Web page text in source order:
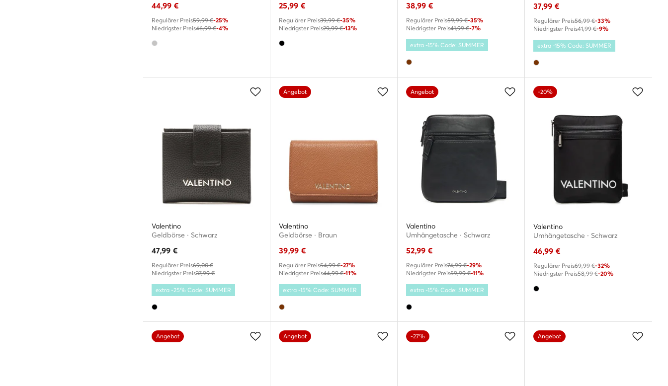
44,99 €
Regulärer Preis59,99 €-25%
Niedrigster Preis46,99 €-4%
25,99 €
Regulärer Preis39,99 €-35%
Niedrigster Preis29,99 €-13%
38,99 €
Regulärer Preis59,99 €-35%
Niedrigster Preis41,99 €-7%
extra -15% Code: SUMMER
37,99 €
Regulärer Preis56,99 €-33%
Niedrigster Preis41,99 €-9%
extra -15% Code: SUMMER
Valentino
Geldbörse · Schwarz
47,99 €
Regulärer Preis69,00 €
Niedrigster Preis37,99 €
extra -25% Code: SUMMER
Angebot
Valentino
Geldbörse · Braun
39,99 €
Regulärer Preis54,99 €-27%
Niedrigster Preis44,99 €-11%
extra -15% Code: SUMMER
Angebot
Valentino
Umhängetasche · Schwarz
52,99 €
Regulärer Preis74,99 €-29%
Niedrigster Preis59,99 €-11%
extra -15% Code: SUMMER
-20%
Valentino
Umhängetasche · Schwarz
46,99 €
Regulärer Preis69,99 €-32%
Niedrigster Preis58,99 €-20%
Angebot Angebot -27% Angebot